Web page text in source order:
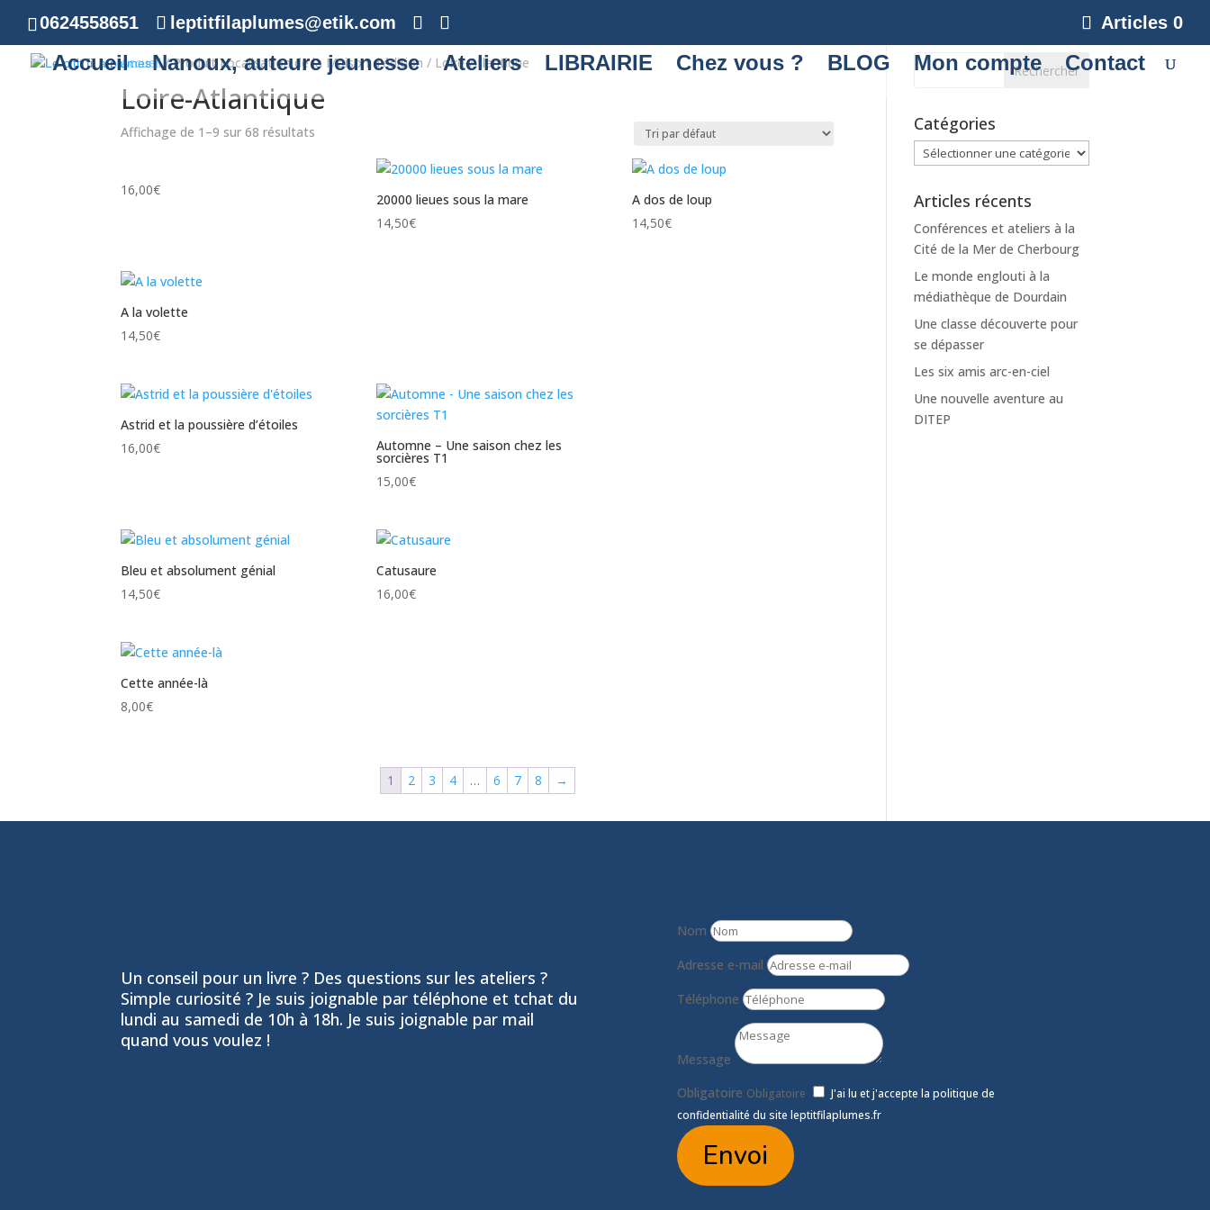
0624558651 leptitfilaplumes@etik.com Articles 0
Accueil Nanoux, auteure jeunesse Ateliers LIBRAIRIE Chez vous ? BLOG Mon compte Contact
Accueil/ Produit Localisation de la Maison d'édition / Loire-Atlantique
Loire-Atlantique
Affichage de 1–9 sur 68 résultats
16,00€
20000 lieues sous la mare
14,50€
A dos de loup
14,50€
A la volette
14,50€
Astrid et la poussière d’étoiles
16,00€ Automne – Une saison chez les
sorcières T1
15,00€
Bleu et absolument génial
14,50€
Catusaure
16,00€
Cette année-là
8,00€
1 2 3 4 … 6 7 8 →
Catégories
Catégories
Articles récents
Conférences et ateliers à la
Cité de la Mer de Cherbourg
Le monde englouti à la
médiathèque de Dourdain
Une classe découverte pour
se dépasser
Les six amis arc-en-ciel
Une nouvelle aventure au
DITEP
Un conseil pour un livre ? Des questions sur les ateliers ?
Simple curiosité ? Je suis joignable par téléphone et tchat du
lundi au samedi de 10h à 18h. Je suis joignable par mail
quand vous voulez !
Nom
Adresse e-mail
Téléphone
Message
Obligatoire Obligatoire
J'ai lu et j'accepte la politique de
confidentialité du site leptitfilaplumes.fr
Envoi